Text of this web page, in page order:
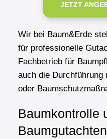
JETZT
Wir bei Baum&Erde
für professionelle
Fachbetrieb für
auch die Durchführung
oder
Baumkontrolle